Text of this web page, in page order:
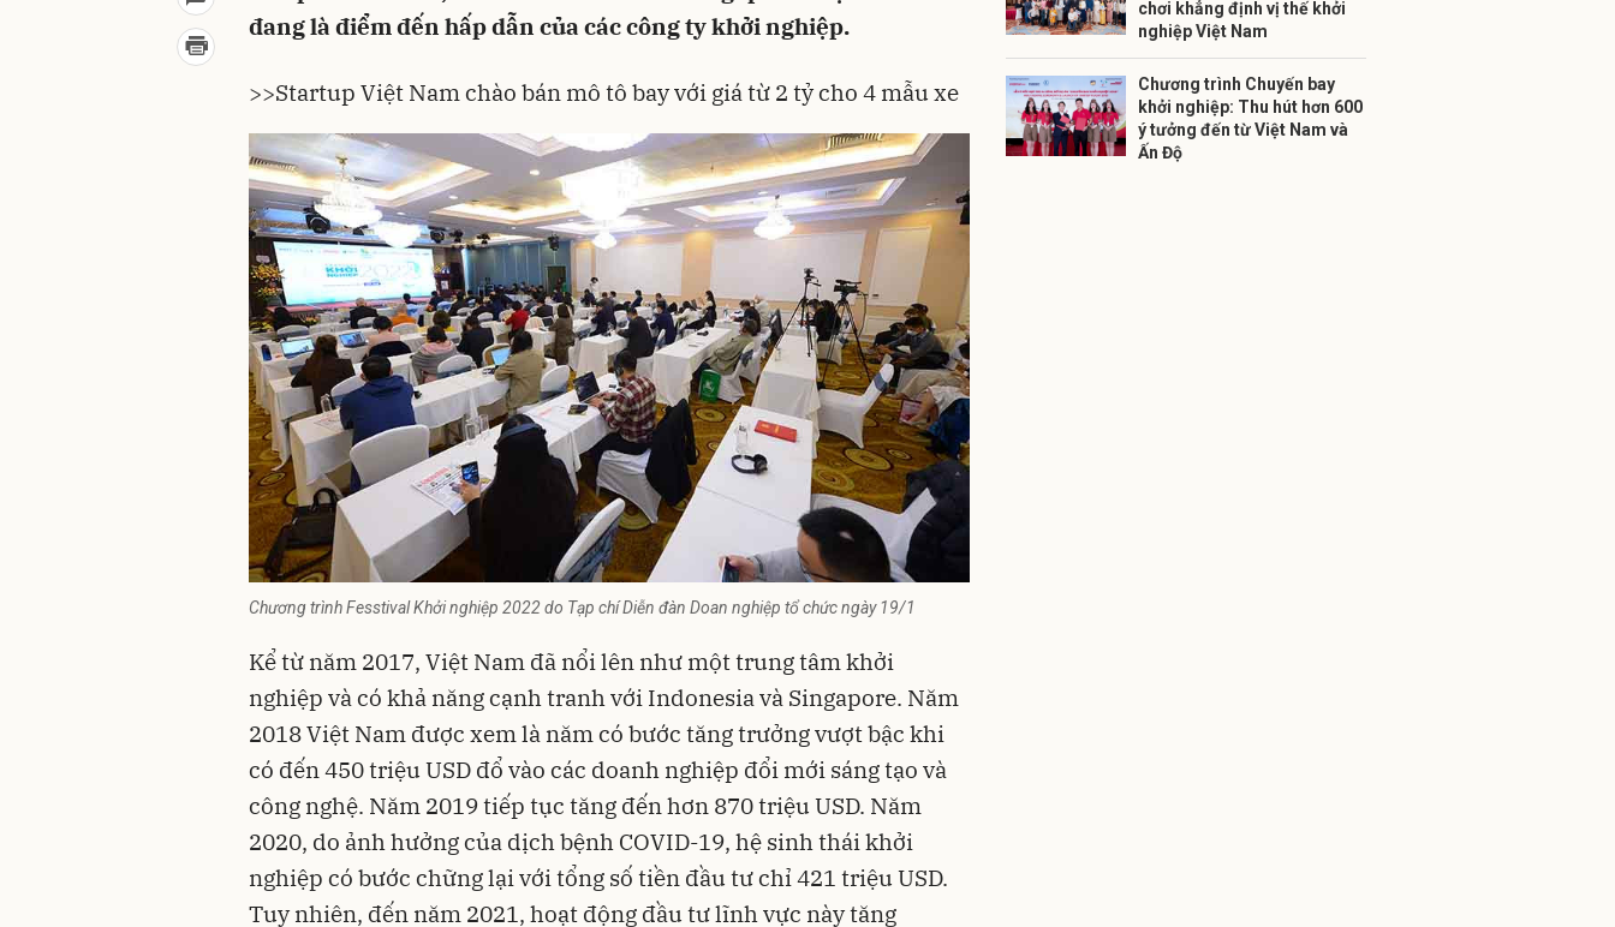
đang là điểm đến hấp dẫn của các công ty khởi nghiệp.
>>Startup Việt Nam chào bán mô tô bay với giá từ 2 tỷ cho 4 mẫu xe
Chương trình Fesstival Khởi nghiệp 2022 do Tạp chí Diễn đàn Doan nghiệp tổ chức ngày 19/1
Kể từ năm 2017, Việt Nam đã nổi lên như một trung tâm khởi
nghiệp và có khả năng cạnh tranh với Indonesia và Singapore. Năm
2018 Việt Nam được xem là năm có bước tăng trưởng vượt bậc khi
có đến 450 triệu USD đổ vào các doanh nghiệp đổi mới sáng tạo và
công nghệ. Năm 2019 tiếp tục tăng đến hơn 870 triệu USD. Năm
2020, do ảnh hưởng của dịch bệnh COVID-19, hệ sinh thái khởi
nghiệp có bước chững lại với tổng số tiền đầu tư chỉ 421 triệu USD.
Tuy nhiên, đến năm 2021, hoạt động đầu tư lĩnh vực này tăng
chơi khẳng định vị thế khởi
nghiệp Việt Nam
Chương trình Chuyến bay
khởi nghiệp: Thu hút hơn 600
ý tưởng đến từ Việt Nam và
Ấn Độ